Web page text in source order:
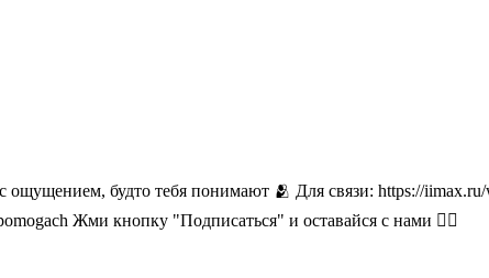
будто тебя понимают 🫂 Для связи: https://
Жми кнопку "Подписаться" и оставайся с нами 👇🏻